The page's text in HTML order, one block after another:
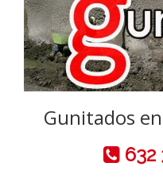
Gunitados
632